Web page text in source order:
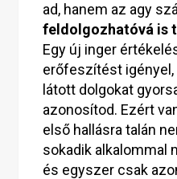
ad, hanem az agy
feldolgozhatóvá is
Egy új inger
erőfeszítést
látott dolgokat
azonosítod. Ezért
első hallásra talán
sokadik alkalommal
és egyszer csak